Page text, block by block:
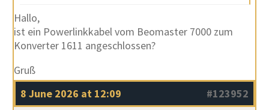
Hallo,
ist ein Powerlinkkabel vom Beomaster 7000 zum
Konverter 1611 angeschlossen?
Gruß
8 June 2026 at 12:09
#123952